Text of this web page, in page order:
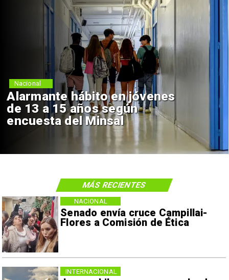
Alarmante hábito en jóvenes
de 13 a 15 años según
encuesta del Minsal
Nacional
Senado envía cruce Campillai-
Flores a Comisión de Ética
NACIONAL
INTERNACIONAL
MÁS RECIENTES